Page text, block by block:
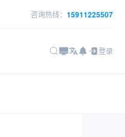
咨询热线： 15911225507
登录